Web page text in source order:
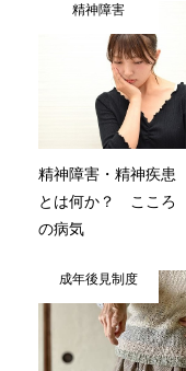
精神障害
精神障害・精神疾患
とは何か？ こころ
の病気
成年後見制度